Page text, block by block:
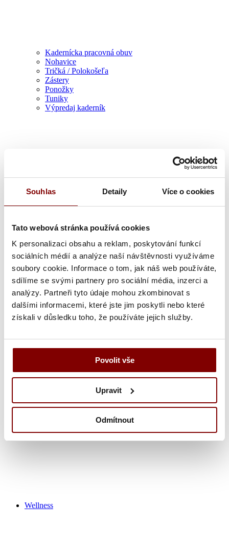
Souhlas Detaily Více o cookies
Tato webová stránka používá cookies
K personalizaci obsahu a reklam, poskytování funkcí
sociálních médií a analýze naší návštěvnosti využíváme
soubory cookie. Informace o tom, jak náš web používáte,
sdílíme se svými partnery pro sociální média, inzerci a
analýzy. Partneři tyto údaje mohou zkombinovat s
dalšími informacemi, které jste jim poskytli nebo které
získali v důsledku toho, že používáte jejich služby.
Povolit vše
Upravit
Odmítnout
Kadernícka pracovná obuv
Nohavice
Tričká / Polokošeľa
Zástery
Ponožky
Tuniky
Výpredaj kaderník
Tuniky
Košeľa
Tričká / polokošeľa
Čiapky
Wellness